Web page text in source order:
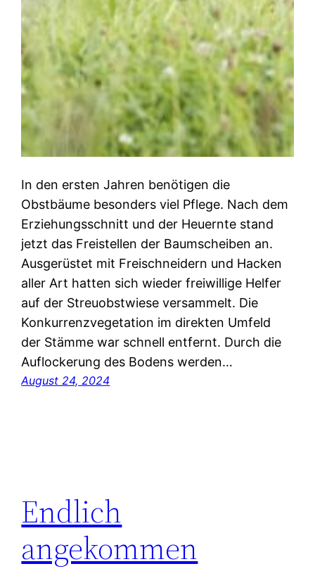
In den ersten Jahren benötigen die
Obstbäume besonders viel Pflege. Nach dem
Erziehungsschnitt und der Heuernte stand
jetzt das Freistellen der Baumscheiben an.
Ausgerüstet mit Freischneidern und Hacken
aller Art hatten sich wieder freiwillige Helfer
auf der Streuobstwiese versammelt. Die
Konkurrenzvegetation im direkten Umfeld
der Stämme war schnell entfernt. Durch die
Auflockerung des Bodens werden…
August 24, 2024
Endlich
angekommen